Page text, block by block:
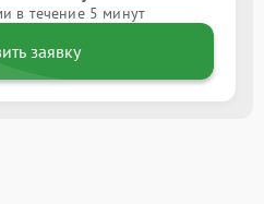
в течение 5 минут
заявку